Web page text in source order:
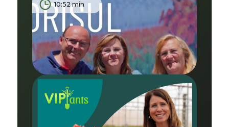
10:52 min